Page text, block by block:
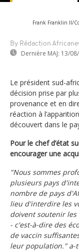
Frank Franklin II/
By Rédaction
Dernière MAJ: 13/
Le président sud-
décision prise par
provenance et en
réaction à
découvert dans le
Pour le chef d’état
encourager une
"Nous sommes
plusieurs pays
nombre de pays
lieu d'interdire les
doivent soutenir
- c'est-à-dire des
de vaccin
leur population." a-